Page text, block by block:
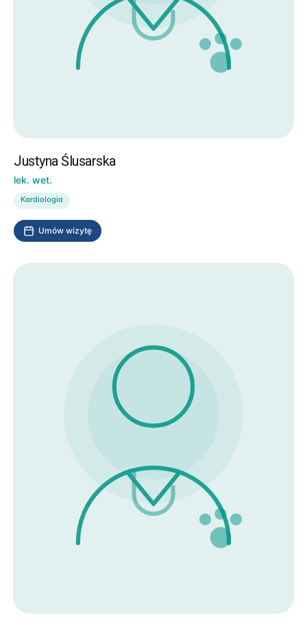
Justyna Ślusarska
lek. wet.
Kardiologia
Umów wizytę